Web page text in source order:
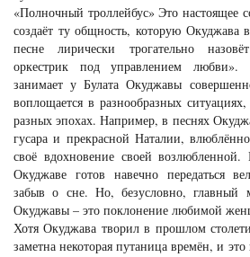
«Полночный троллейбус» Это настоящее
создаёт ту общность, которую Окуджава
песне лирически трогательно
оркестрик под управлением любви».
занимает у Булата Окуджавы
воплощается в разнообразных
разных эпохах. Например, в песнях
гусара и прекрасной Наталии,
своё вдохновение своей
Окуджаве готов навечно передаться
забыв о сне. Но, безусловно, главный
Окуджавы – это поклонение любимой
Хотя Окуджава творил в прошлом
заметна некоторая путаница времён, и